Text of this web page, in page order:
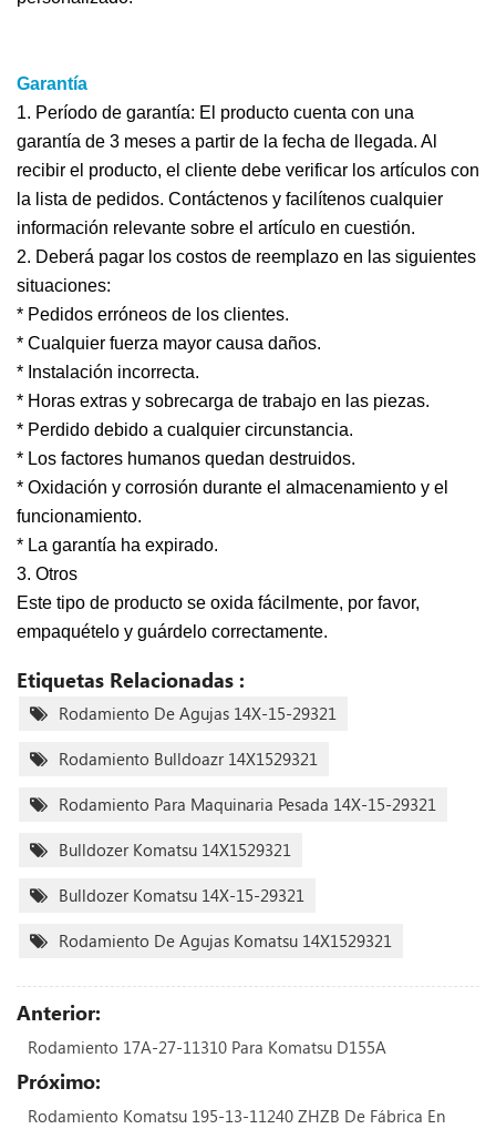
Garantía
1. Período de garantía: El producto cuenta con una
garantía de 3 meses a partir de la fecha de llegada. Al
recibir el producto, el cliente debe verificar los artículos con
la lista de pedidos. Contáctenos y facilítenos cualquier
información relevante sobre el artículo en cuestión.
2. Deberá pagar los costos de reemplazo en las siguientes
situaciones:
* Pedidos erróneos de los clientes.
* Cualquier fuerza mayor causa daños.
* Instalación incorrecta.
* Horas extras y sobrecarga de trabajo en las piezas.
* Perdido debido a cualquier circunstancia.
* Los factores humanos quedan destruidos.
* Oxidación y corrosión durante el almacenamiento y el
funcionamiento.
* La garantía ha expirado.
3. Otros
Este tipo de producto se oxida fácilmente, por favor,
empaquételo y guárdelo correctamente.
Etiquetas Relacionadas :
Rodamiento De Agujas 14X-15-29321
Rodamiento Bulldoazr 14X1529321
Rodamiento Para Maquinaria Pesada 14X-15-29321
Bulldozer Komatsu 14X1529321
Bulldozer Komatsu 14X-15-29321
Rodamiento De Agujas Komatsu 14X1529321
Anterior:
Rodamiento 17A-27-11310 Para Komatsu D155A
Próximo:
Rodamiento Komatsu 195-13-11240 ZHZB De Fábrica En